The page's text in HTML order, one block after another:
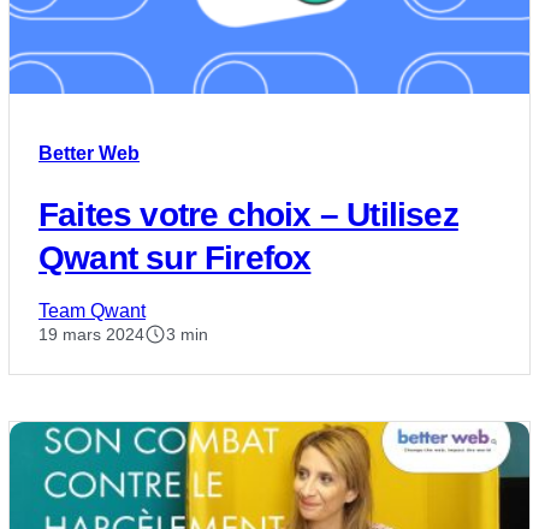
Better Web
Faites votre choix – Utilisez
Qwant sur Firefox
Team Qwant
19 mars 2024 3 min